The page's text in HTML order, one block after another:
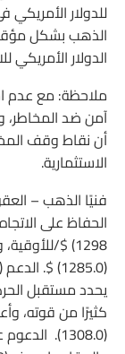
للدولار
الذهب بشكل
الدولار الأمريكي
ملاحظة: مع عدم
آمن ضد المخاطر،
الاستثمارية.
فنيًا الذهب –
1298) $/